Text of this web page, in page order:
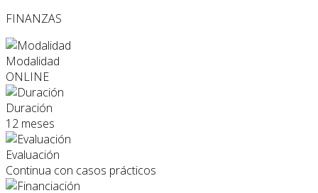
FINANZAS
Modalidad
ONLINE
Duración
12 meses
Evaluación
Continua con casos prácticos